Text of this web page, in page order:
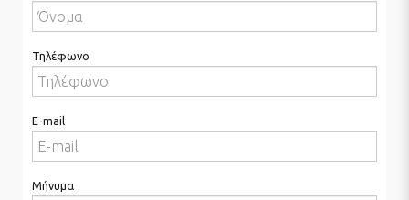
Τηλέφωνο
E-mail
Μήνυμα